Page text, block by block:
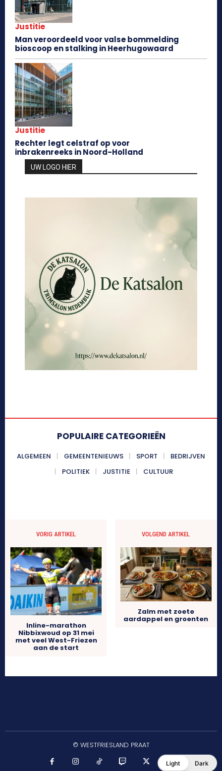
Justitie
Man veroordeeld voor valse bommelding
bioscoop en stalking in Heerhugowaard
Justitie
Rechter legt celstraf op voor
inbrakenreeks in Noord-Holland
UW LOGO HIER
POPULAIRE CATEGORIEËN
ALGEMEEN GEMEENTENIEUWS SPORT
BEDRIJVEN
POLITIEK
JUSTITIE CULTUUR
VORIG ARTIKEL
Inline-marathon
Nibbixwoud op 31 mei
met veel West-Friezen
aan de start
VOLGEND ARTIKEL
Zalm met zoete
aardappel en groenten
© WESTFRIESLAND PRAAT
Light Dark